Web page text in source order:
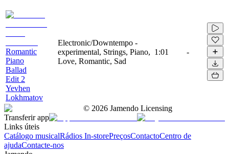
Romantic
Piano
Ballad
Edit 2
Yevhen
Lokhmatov
Electronic/Downtempo -
experimental, Strings, Piano,
Love, Romantic, Sad
1:01 -
© 2026 Jamendo Licensing
Transferir app
Links úteis
Catálogo musicalRádios In-storePreçosContactoCentro de
ajudaContacte-nos